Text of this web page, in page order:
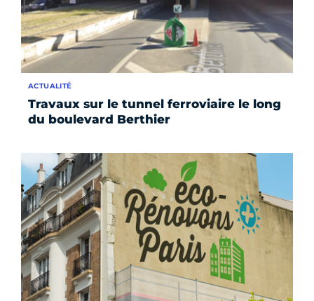
Travaux sur le tunnel ferroviaire le long
du boulevard Berthier
ACTUALITÉ